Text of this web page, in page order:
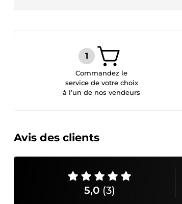
Commandez le
service de votre choix
à l’un de nos vendeurs
Avis des clients
5,0 (3)